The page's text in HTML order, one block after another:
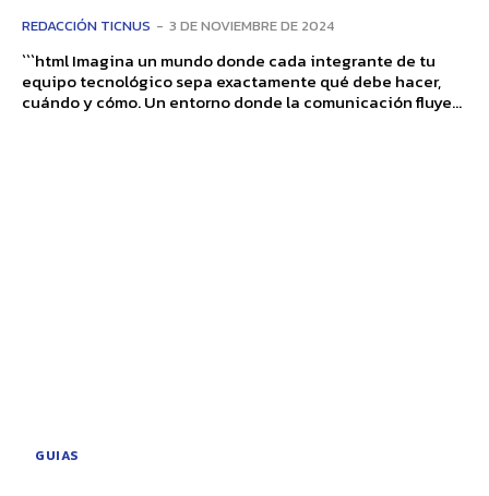
REDACCIÓN TICNUS - 3 DE NOVIEMBRE DE 2024
```html Imagina un mundo donde cada integrante de tu
equipo tecnológico sepa exactamente qué debe hacer,
cuándo y cómo. Un entorno donde la comunicación fluye...
GUIAS